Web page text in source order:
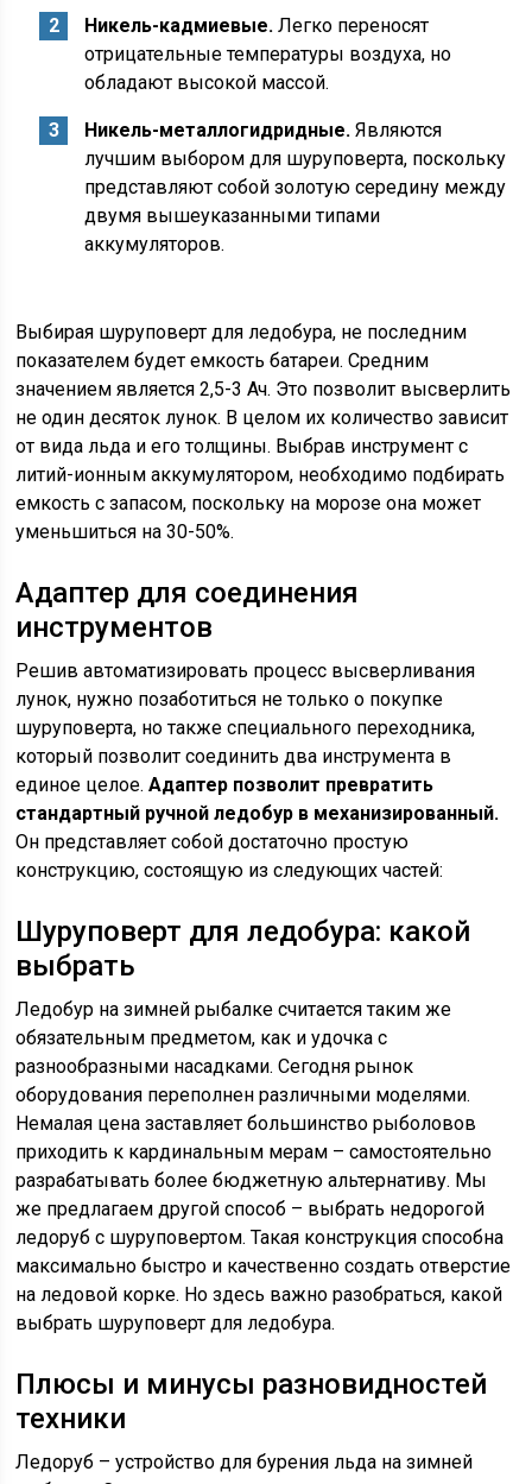
Никель-кадмиевые. Легко переносят
отрицательные температуры воздуха, но
обладают высокой массой.
Никель-металлогидридные. Являются
лучшим выбором для шуруповерта, поскольку
представляют собой золотую середину между
двумя вышеуказанными типами
аккумуляторов.
Выбирая шуруповерт для ледобура, не последним
показателем будет емкость батареи. Средним
значением является 2,5-3 Ач. Это позволит высверлить
не один десяток лунок. В целом их количество зависит
от вида льда и его толщины. Выбрав инструмент с
литий-ионным аккумулятором, необходимо подбирать
емкость с запасом, поскольку на морозе она может
уменьшиться на 30-50%.
Адаптер для соединения
инструментов
Решив автоматизировать процесс высверливания
лунок, нужно позаботиться не только о покупке
шуруповерта, но также специального переходника,
который позволит соединить два инструмента в
единое целое.Адаптер позволит превратить
стандартный ручной ледобур в механизированный.
Он представляет собой достаточно простую
конструкцию, состоящую из следующих частей:
Шуруповерт для ледобура: какой
выбрать
Ледобур на зимней рыбалке считается таким же
обязательным предметом, как и удочка с
разнообразными насадками. Сегодня рынок
оборудования переполнен различными моделями.
Немалая цена заставляет большинство рыболовов
приходить к кардинальным мерам – самостоятельно
разрабатывать более бюджетную альтернативу. Мы
же предлагаем другой способ – выбрать недорогой
ледоруб с шуруповертом. Такая конструкция способна
максимально быстро и качественно создать отверстие
на ледовой корке. Но здесь важно разобраться, какой
выбрать шуруповерт для ледобура.
Плюсы и минусы разновидностей
техники
Ледоруб – устройство для бурения льда на зимней